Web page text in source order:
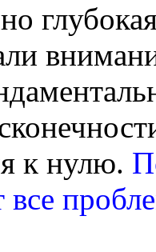
к нулю.